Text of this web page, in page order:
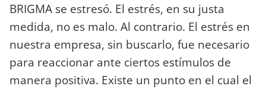
BRIGMA se estresó. El estrés, en su justa
medida, no es malo. Al contrario. El estrés en
nuestra empresa, sin buscarlo, fue necesario
para reaccionar ante ciertos estímulos de
manera positiva. Existe un punto en el cual el